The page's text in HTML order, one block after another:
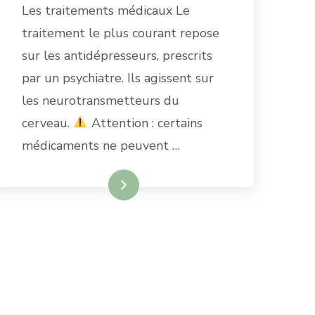
Les traitements médicaux Le
traitement le plus courant repose
sur les antidépresseurs, prescrits
par un psychiatre. Ils agissent sur
les neurotransmetteurs du
cerveau.
Attention : certains
médicaments ne peuvent …
READ MORE